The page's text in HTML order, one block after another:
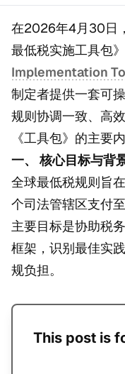
在2026年4月30日
最低税实施工具包
Implementation
制定者提供一套可
规则协调一致、高效
《工具包》的主要
一、 核心目标与背
全球最低税规则旨
个司法管辖区支付
主要目标是协助税
框架，识别最佳实
规负担。
This post is